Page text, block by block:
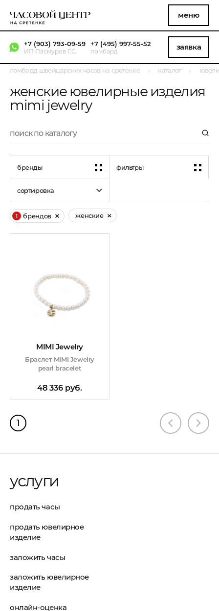
меню
+7 (903) 793-09-59
ИП Пасмуров Г.С.
+7 (495) 997-55-52
ломбард заявка
ломбард швейцарских часов на сретенке каталог
женские ювелирные изделия
mimi jewelry
бренды фильтры
сортировка
1 брендов женские
MIMI Jewelry
Браслет MIMI Jewelry
pearl bracelet
48 336 руб.
1
услуги
продать часы
продать ювелирное
изделие
заложить часы
заложить ювелирное
изделие
онлайн-оценка